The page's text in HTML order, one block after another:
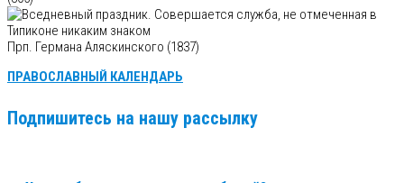
Прп. Германа Аляскинского (1837)
ПРАВОСЛАВНЫЙ КАЛЕНДАРЬ
Подпишитесь на нашу рассылку